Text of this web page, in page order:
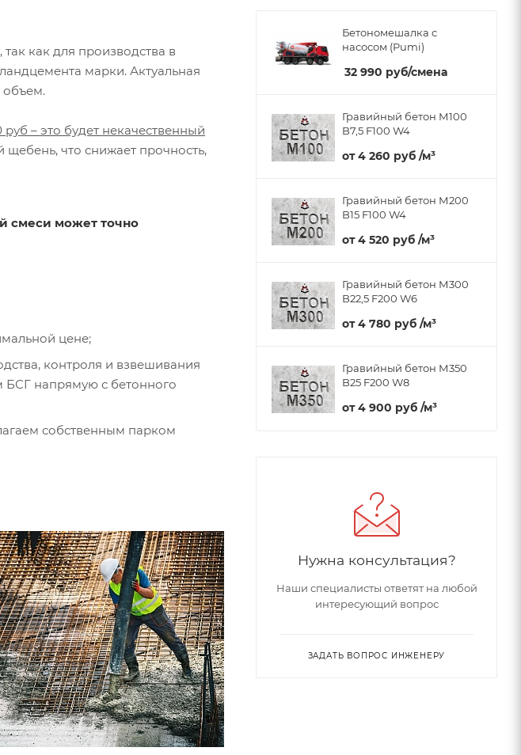
как для производства в
марки. Актуальная
объем.
– это будет некачественный
что снижает прочность,
смеси может точно
цене;
контроля и взвешивания
БСГ напрямую с бетонного
собственным парком
Бетономешалка с
насосом (Pumi)
32 990 руб/смена
Гравийный бетон М100
B7,5 F100 W4
от4 260 руб /м³
Гравийный бетон М200
B15 F100 W4
от4 520 руб /м³
Гравийный бетон М300
B22,5 F200 W6
от4 780 руб /м³
Гравийный бетон М350
B25 F200 W8
от4 900 руб /м³
Нужна консультация?
Наши специалисты ответят на любой
интересующий вопрос
ЗАДАТЬ ВОПРОС ИНЖЕНЕРУ